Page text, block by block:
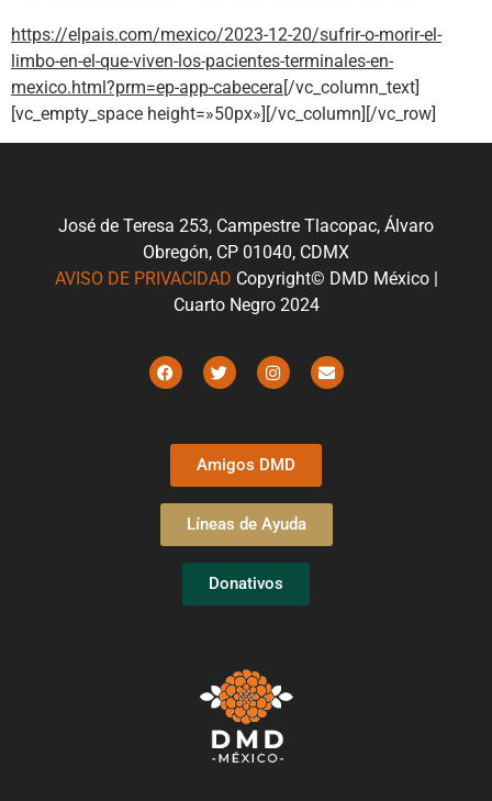
https://elpais.com/mexico/2023-12-20/sufrir-o-morir-el-
limbo-en-el-que-viven-los-pacientes-terminales-en-
mexico.html?prm=ep-app-cabecera[/vc_column_text]
[vc_empty_space height=»50px»][/vc_column][/vc_row]
José de Teresa 253, Campestre Tlacopac, Álvaro
Obregón, CP 01040, CDMX
AVISO DE PRIVACIDAD Copyright© DMD México |
Cuarto Negro 2024
Amigos DMD
Líneas de Ayuda
Donativos